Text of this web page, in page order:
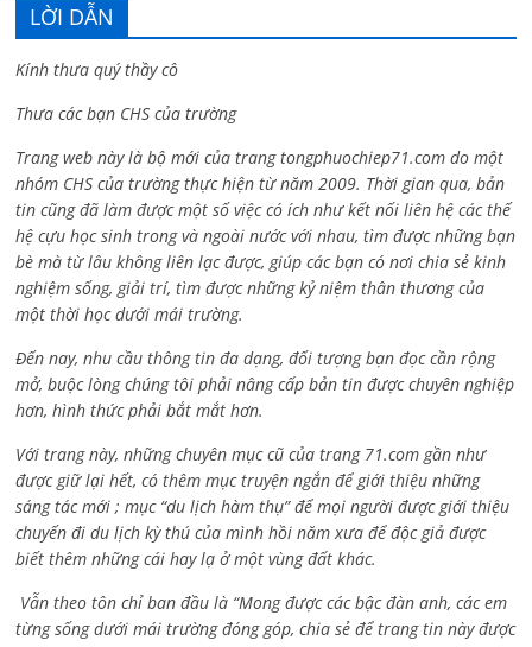
LỜI DẪN
Kính thưa quý thầy cô
Thưa các bạn CHS của trường
Trang web này là bộ mới của trang tongphuochiep71.com do một
nhóm CHS của trường thực hiện từ năm 2009. Thời gian qua, bản
tin cũng đã làm được một số việc có ích như kết nối liên hệ các thế
hệ cựu học sinh trong và ngoài nước với nhau, tìm được những bạn
bè mà từ lâu không liên lạc được, giúp các bạn có nơi chia sẻ kinh
nghiệm sống, giải trí, tìm được những kỷ niệm thân thương của
một thời học dưới mái trường.
Đến nay, nhu cầu thông tin đa dạng, đối tượng bạn đọc cần rộng
mở, buộc lòng chúng tôi phải nâng cấp bản tin được chuyên nghiệp
hơn, hình thức phải bắt mắt hơn.
Với trang này, những chuyên mục cũ của trang 71.com gần như
được giữ lại hết, có thêm mục truyện ngắn để giới thiệu những
sáng tác mới ; mục “du lịch hàm thụ” để mọi người được giới thiệu
chuyến đi du lịch kỳ thú của mình hồi năm xưa để độc giả được
biết thêm những cái hay lạ ở một vùng đất khác.
Vẫn theo tôn chỉ ban đầu là “Mong được các bậc đàn anh, các em
từng sống dưới mái trường đóng góp, chia sẻ để trang tin này được